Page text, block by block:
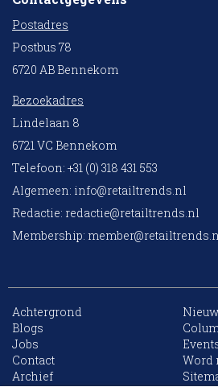
Postadres
Postbus 78
6720 AB Bennekom
Bezoekadres
Lindelaan 8
6721 VC Bennekom
Telefoon: +31 (0) 318 431 553
Algemeen: info@retailtrends.nl
Redactie: redactie@retailtrends.nl
Membership:
Achtergrond
Blogs
Jobs
Contact
Word
Archief